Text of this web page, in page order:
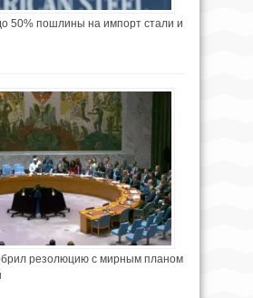
50% пошлины на импорт стали и
резолюцию с мирным планом